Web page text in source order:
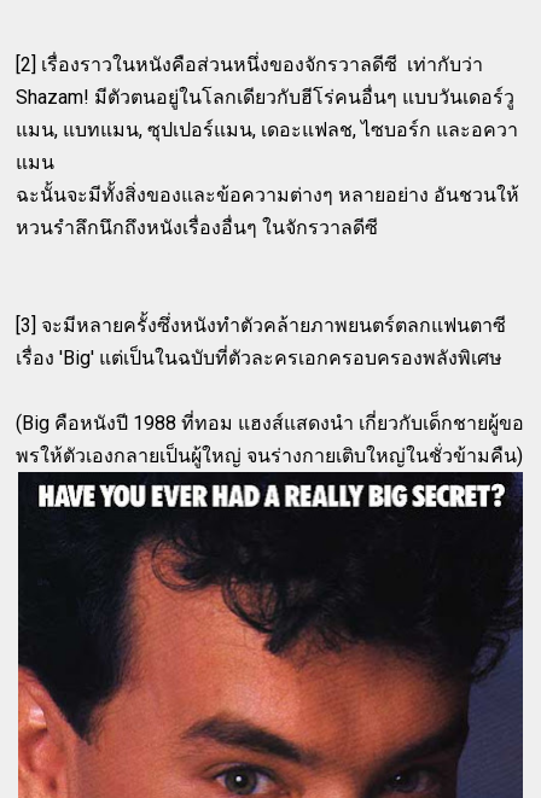
[2] เรื่องราวในหนังคือส่วนหนึ่งของจักรวาลดีซี เท่ากับว่า
Shazam! มีตัวตนอยู่ในโลกเดียวกับฮีโร่คนอื่นๆ แบบวันเดอร์วู
แมน, แบทแมน, ซุปเปอร์แมน, เดอะแฟลช, ไซบอร์ก และอควา
แมน
ฉะนั้นจะมีทั้งสิ่งของและข้อความต่างๆ หลายอย่าง อันชวนให้
หวนรำลึกนึกถึงหนังเรื่องอื่นๆ ในจักรวาลดีซี
[3] จะมีหลายครั้งซึ่งหนังทำตัวคล้ายภาพยนตร์ตลกแฟนตาซี
เรื่อง 'Big' แต่เป็นในฉบับที่ตัวละครเอกครอบครองพลังพิเศษ
(Big คือหนังปี 1988 ที่ทอม แฮงส์แสดงนำ เกี่ยวกับเด็กชายผู้ขอ
พรให้ตัวเองกลายเป็นผู้ใหญ่ จนร่างกายเติบใหญ่ในชั่วข้ามคืน)